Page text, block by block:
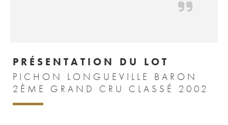
PRÉSENTATION DU LOT
PICHON LONGUEVILLE BARON
2ÈME GRAND CRU CLASSÉ 2002